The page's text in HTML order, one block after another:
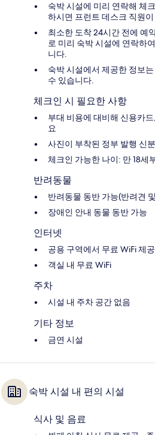
숙박 시설에 미리 연락해 체
하시면 프런트 데스크 직원
최소한 도착 24시간 전에 예
로 미리 숙박 시설에 연락하
니다.
숙박 시설에서 제공한 정보
수 있습니다.
체크인 시 필요한 사항
부대 비용에 대비해 신용카
요
사진이 부착된 정부 발행 신
체크인 가능한 나이: 만 18세
반려동물
반려동물 동반 가능(반려견
장애인 안내 동물 동반 가능
인터넷
공용 구역에서 무료 WiFi 제공
객실 내 무료 WiFi
주차
시설 내 주차 공간 없음
기타 정보
금연 시설
숙박 시설 내 편의 시설
식사 및 음료